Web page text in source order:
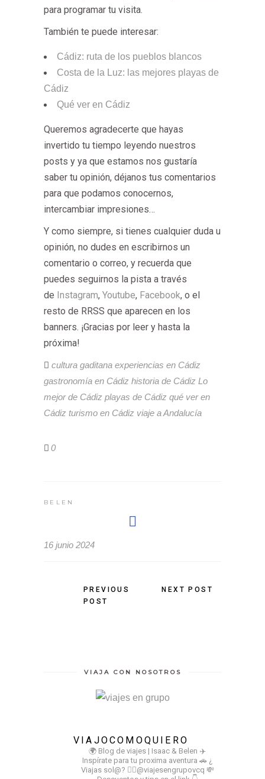
para programar tu visita.
También te puede interesar:
Cádiz: ruta de los pueblos blancos
Costa de la Luz: las mejores playas de
Cádiz
Qué ver en Cádiz
Queremos agradecerte que hayas
invertido tu tiempo leyendo nuestros
posts y ya que estamos nos gustaría
saber tu opinión, déjanos tus comentarios
para que podamos conocernos,
intercambiar impresiones…
Y como siempre, si tienes cualquier duda u
opinión, no dudes en escribirnos un
comentario o correo, y recuerda que
puedes seguirnos la pista a través
de Instagram, Youtube, Facebook, o el
resto de RRSS que aparecen en los
banners. ¡Gracias por leer y hasta la
próxima!
cultura gaditana experiencias en Cádiz
gastronomía en Cádiz historia de Cádiz Lo
mejor de Cádiz playas de Cádiz qué ver en
Cádiz turismo en Cádiz viaje a Andalucía
0
BELEN
16 junio 2024
PREVIOUS
POST
NEXT POST
VIAJA CON NOSOTROS
VIAJOCOMOQUIERO
🌍 Blog de viajes | Isaac & Belen ✈️
Inspírate para tu proxima aventura 🚗 ¿
Viajas sol@? 👉🏻@viajesengrupovcq 💸